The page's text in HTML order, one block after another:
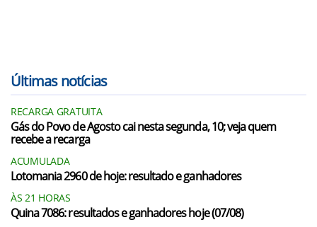
Últimas notícias
RECARGA GRATUITA
Gás do Povo de Agosto cai nesta segunda, 10; veja quem
recebe a recarga
ACUMULADA
Lotomania 2960 de hoje: resultado e ganhadores
ÀS 21 HORAS
Quina 7086: resultados e ganhadores hoje (07/08)